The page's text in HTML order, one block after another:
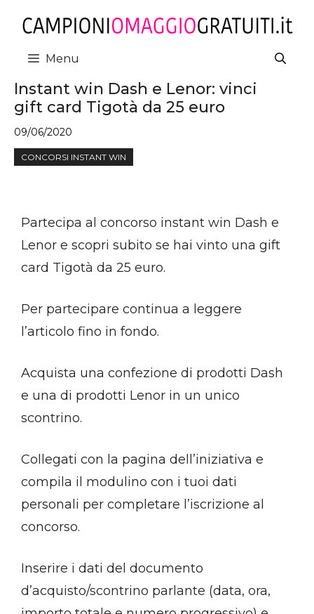
contenuto
Menu
Instant win Dash e Lenor: vinci
gift card Tigotà da 25 euro
09/06/2020
CONCORSI INSTANT WIN
Partecipa al concorso instant win Dash e
Lenor e scopri subito se hai vinto una gift
card Tigotà da 25 euro.
Per partecipare continua a leggere
l’articolo fino in fondo.
Acquista una confezione di prodotti Dash
e una di prodotti Lenor in un unico
scontrino.
Collegati con la pagina dell’iniziativa e
compila il modulino con i tuoi dati
personali per completare l’iscrizione al
concorso.
Inserire i dati del documento
d’acquisto/scontrino parlante (data, ora,